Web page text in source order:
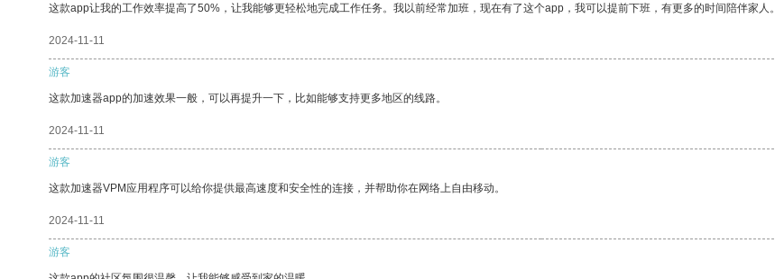
这款app让我的工作效率提高了50%，让我能够更轻松地完成工作任务。我以前经常加班，现在有了这个app，我可以提前下班，有更多的时间陪伴家人。
2024-11-11
游客
这款加速器app的加速效果一般，可以再提升一下，比如能够支持更多地区的线路。
2024-11-11
游客
这款加速器VPM应用程序可以给你提供最高速度和安全性的连接，并帮助你在网络上自由移动。
2024-11-11
游客